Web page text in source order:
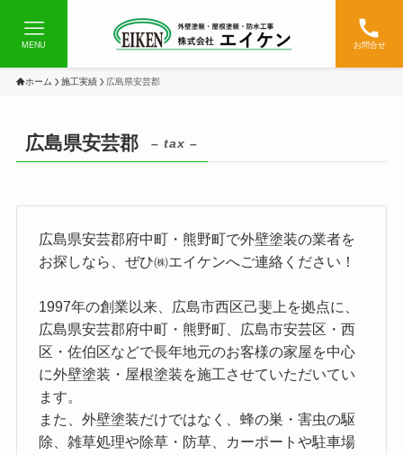
お問合せ
MENU
ホーム 施工実績 広島県安芸郡
広島県安芸郡 – tax –
広島県安芸郡府中町・熊野町で外壁塗装の業者を
お探しなら、ぜひ㈱エイケンへご連絡ください！
1997年の創業以来、広島市西区己斐上を拠点に、
広島県安芸郡府中町・熊野町、広島市安芸区・西
区・佐伯区などで長年地元のお客様の家屋を中心
に外壁塗装・屋根塗装を施工させていただいてい
ます。
また、外壁塗装だけではなく、蜂の巣・害虫の駆
除、雑草処理や除草・防草、カーポートや駐車場